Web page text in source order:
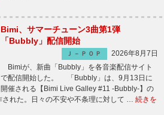
Bimi、サマーチューン3曲第1弾
「Bubbly」配信開始
Ｊ－ＰＯＰ
2026年8月7日
Bimiが、新曲「Bubbly」を各音楽配信サイト
で配信開始した。 「Bubbly」は、9月13日に
開催される【Bimi Live Galley #11 -Bubbly-】の
された。日々の不安や不条理に対して … 続きを